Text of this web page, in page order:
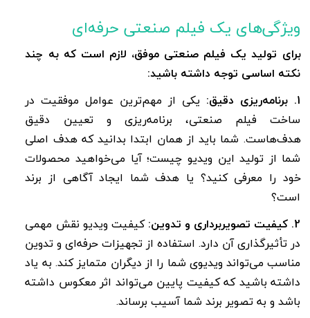
ویژگی‌های یک فیلم صنعتی حرفه‌ای
برای تولید یک فیلم صنعتی موفق، لازم است که به چند
نکته اساسی توجه داشته باشید:
1. برنامه‌ریزی دقیق:
یکی از مهم‌ترین عوامل موفقیت در
ساخت فیلم صنعتی، برنامه‌ریزی و تعیین دقیق
هدف‌هاست. شما باید از همان ابتدا بدانید که هدف اصلی
شما از تولید این ویدیو چیست؛ آیا می‌خواهید محصولات
خود را معرفی کنید؟ یا هدف شما ایجاد آگاهی از برند
است؟
2. کیفیت تصویربرداری و تدوین:
کیفیت ویدیو نقش مهمی
در تأثیرگذاری آن دارد. استفاده از تجهیزات حرفه‌ای و تدوین
مناسب می‌تواند ویدیوی شما را از دیگران متمایز کند. به یاد
داشته باشید که کیفیت پایین می‌تواند اثر معکوس داشته
باشد و به تصویر برند شما آسیب برساند.